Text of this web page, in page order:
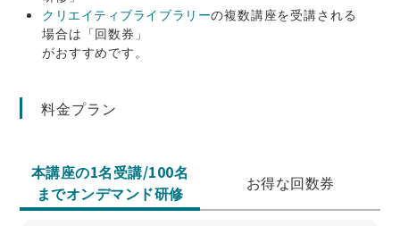
クリエイティブライブラリーの複数講座を受講される
場合は「回数券」
がおすすめです。
料金プラン
本講座の1名受講/100名
までオンデマンド研修
お得な回数券